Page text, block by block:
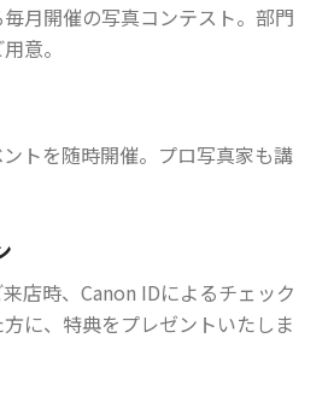
月開催の写真コンテスト。部門
意。
トを随時開催。プロ写真家も講
店時、Canon IDによるチェック
に、特典をプレゼントいたしま